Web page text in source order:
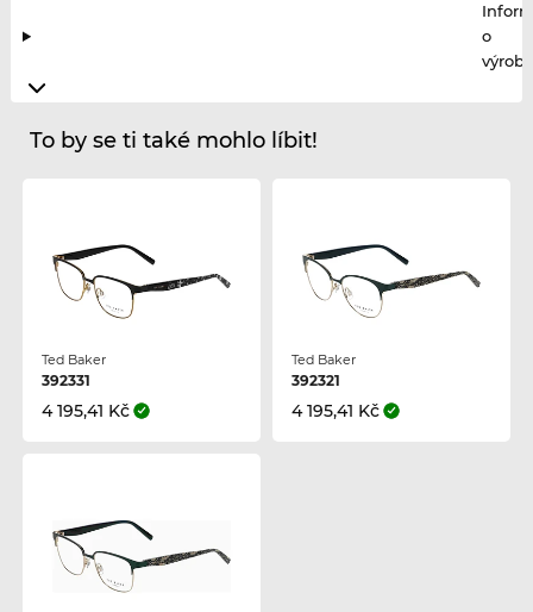
o
To by se ti také mohlo líbit!
Ted Baker
392331
4 195,41 Kč
Ted Baker
392321
4 195,41 Kč